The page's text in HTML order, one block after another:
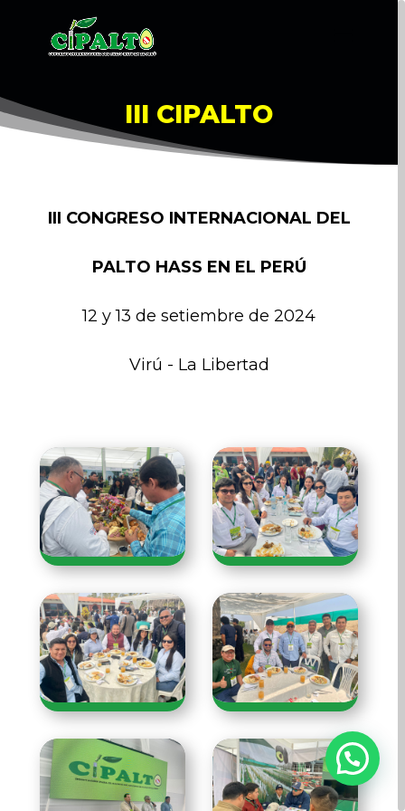
III CIPALTO
III CONGRESO INTERNACIONAL DEL
PALTO HASS EN EL PERÚ
12 y 13 de setiembre de 2024
Virú - La Libertad